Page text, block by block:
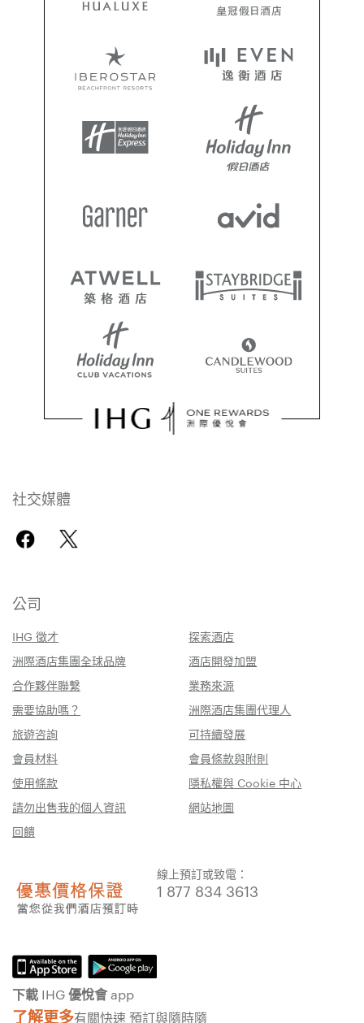
社交媒體
公司
IHG 徵才
探索酒店
洲際酒店集團全球品牌
酒店開發加盟
合作夥伴聯繫
業務來源
需要協助嗎？
洲際酒店集團代理人
旅遊咨詢
可持續發展
會員材料
會員條款與附則
使用條款
隱私權與 Cookie 中心
請勿出售我的個人資訊
網站地圖
回饋
線上預訂或致電：
1 877 834 3613
下載 IHG 優悅會 app
了解更多有關快速 預訂與隨時隨